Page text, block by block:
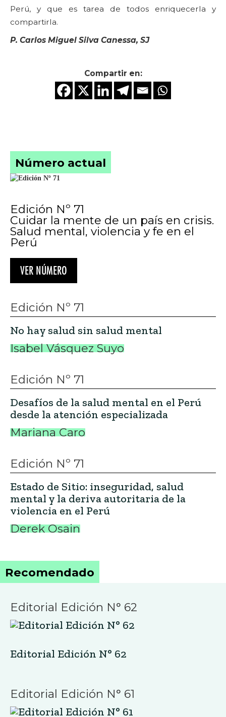
Perú, y que es tarea de todos enriquecerla y
compartirla.
P. Carlos Miguel Silva Canessa, SJ
Compartir en:
Número actual
Edición Nº 71
Cuidar la mente de un país en crisis.
Salud mental, violencia y fe en el
Perú
VER NÚMERO
Edición Nº 71
No hay salud sin salud mental
Isabel Vásquez Suyo
Edición Nº 71
Desafíos de la salud mental en el Perú
desde la atención especializada
Mariana Caro
Edición Nº 71
Estado de Sitio: inseguridad, salud
mental y la deriva autoritaria de la
violencia en el Perú
Derek Osain
Recomendado
Editorial Edición N° 62
Editorial Edición N° 62
Editorial Edición N° 61